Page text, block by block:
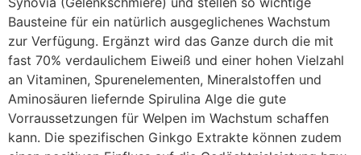
Bausteine für ein natürlich ausgeglichenes Wachstum
zur Verfügung. Ergänzt wird das Ganze durch die mit
fast 70% verdaulichem Eiweiß und einer hohen Vielzahl
an Vitaminen, Spurenelementen, Mineralstoffen und
Aminosäuren liefernde Spirulina Alge die gute
Vorraussetzungen für Welpen im Wachstum schaffen
kann. Die spezifischen Ginkgo Extrakte können zudem